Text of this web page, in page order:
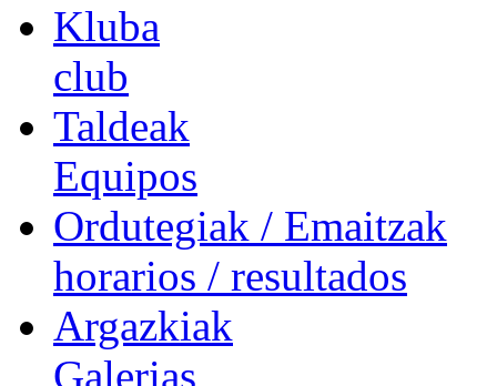
Kluba
club
Taldeak
Equipos
Ordutegiak / Emaitzak
horarios / resultados
Argazkiak
Galerias